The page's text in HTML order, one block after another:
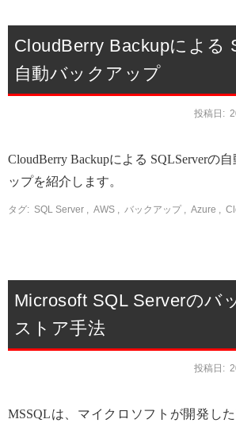
CloudBerry Backupによる
自動バックアップ
投稿日:
CloudBerry Backupによる SQLServerの
ップを紹介します。
タグ: SQL Server , AWS , バックアップ , Azure ,
Microsoft SQL Serverのバ
ストア手法
投稿日:
MSSQLは、マイクロソフトが開発し